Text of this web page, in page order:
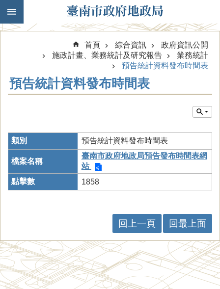
跳到主要內容區塊
首頁 綜合資訊
政府資訊公開
施政計畫、業務統計及研究報告
業務統計
預告統計資料發布時間表
預告統計資料發布時間表
預告統計資料發布時間表
臺南市政府地政局預告發布時間表網
站
1858
回上一頁 回最上面